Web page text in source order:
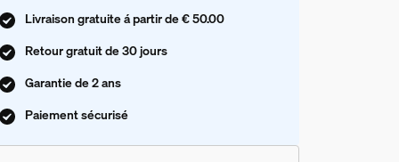
Livraison gratuite á partir de € 50.00
Retour gratuit de 30 jours
Garantie de 2 ans
Paiement sécurisé